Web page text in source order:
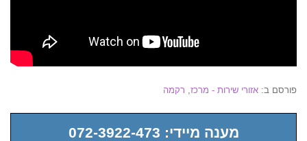
פורסם ב: אזורי שירות - מרכז רקמה
מענה מיידי: 072-3922-473